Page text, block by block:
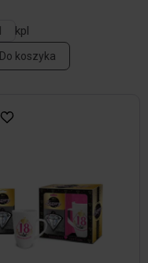
kpl
Do koszyka